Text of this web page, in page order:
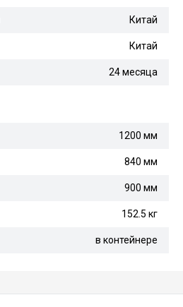
Китай
Китай
24 месяца
1200 мм
840 мм
900 мм
152.5 кг
в контейнере